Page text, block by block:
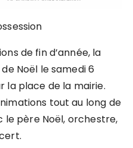
de fin d’année, la
Noël le samedi 6
la place de la mairie.
tout au long de
le père Noël, orchestre,